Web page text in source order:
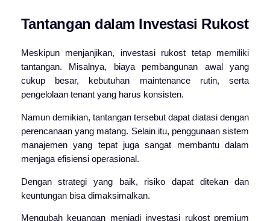
Tantangan dalam Investasi Rukost
Meskipun menjanjikan, investasi rukost tetap memiliki
tantangan. Misalnya, biaya pembangunan awal yang
cukup besar, kebutuhan maintenance rutin, serta
pengelolaan tenant yang harus konsisten.
Namun demikian, tantangan tersebut dapat diatasi dengan
perencanaan yang matang. Selain itu, penggunaan sistem
manajemen yang tepat juga sangat membantu dalam
menjaga efisiensi operasional.
Dengan strategi yang baik, risiko dapat ditekan dan
keuntungan bisa dimaksimalkan.
Mengubah keuangan menjadi investasi rukost premium